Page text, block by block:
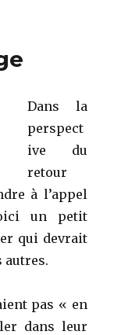
1969)
Dans la
perspect
ive du
retour
à l’appel
un petit
qui devrait
autres.
pas « en
dans leur